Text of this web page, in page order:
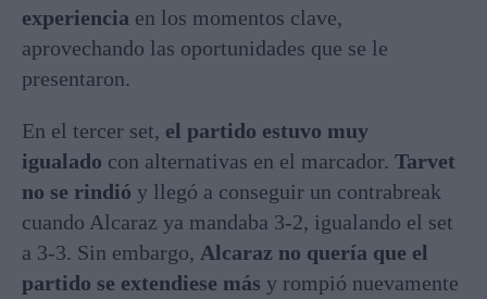
experiencia en los momentos clave,
aprovechando las oportunidades que se le
presentaron.
En el tercer set, el partido estuvo muy
igualado con alternativas en el marcador. Tarvet
no se rindió y llegó a conseguir un contrabreak
cuando Alcaraz ya mandaba 3-2, igualando el set
a 3-3. Sin embargo, Alcaraz no quería que el
partido se extendiese más y rompió nuevamente